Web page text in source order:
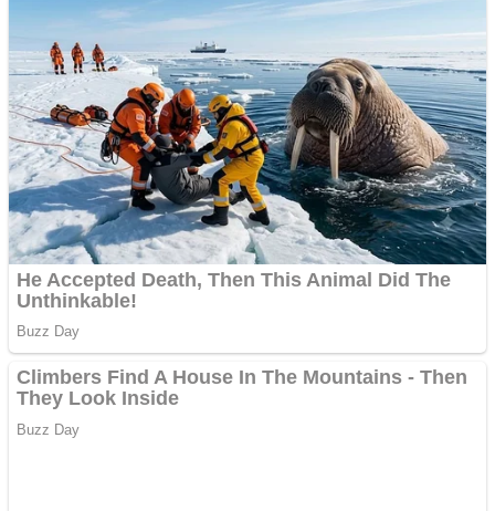
Bucuresti. Curatare
profesionala